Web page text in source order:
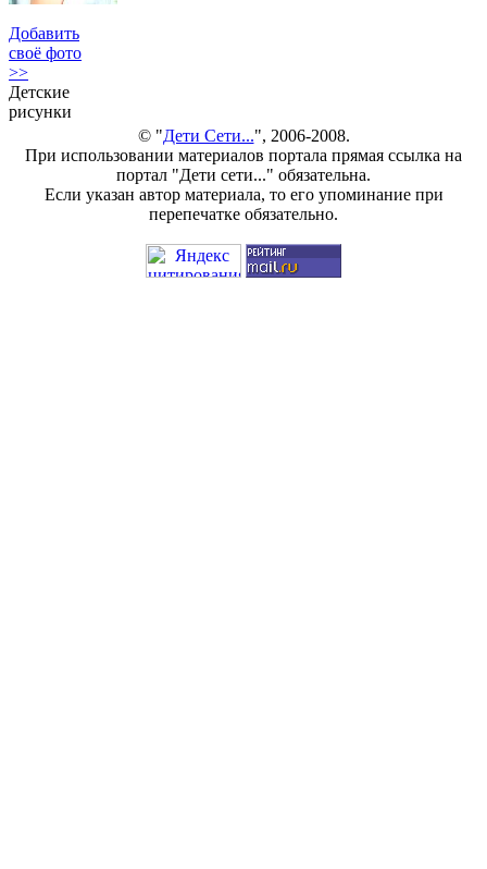
Добавить
своё фото
>>
Детские
рисунки
© "Дети Сети...", 2006-2008.
При использовании материалов портала прямая ссылка на
портал "Дети сети..." обязательна.
Если указан автор материала, то его упоминание при
перепечатке обязательно.